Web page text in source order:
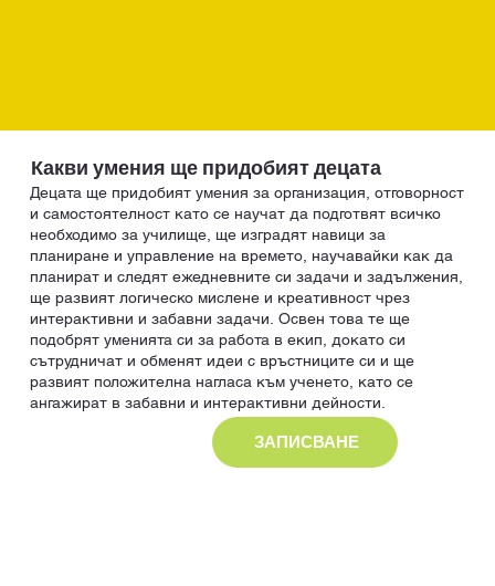
Какви умения ще придобият децата
Децата ще придобият умения за организация, отговорност
и самостоятелност като се научат да подготвят всичко
необходимо за училище, ще изградят навици за
планиране и управление на времето, научавайки как да
планират и следят ежедневните си задачи и задължения,
ще развият логическо мислене и креативност чрез
интерактивни и забавни задачи. Освен това те ще
подобрят уменията си за работа в екип, докато си
сътрудничат и обменят идеи с връстниците си и ще
развият положителна нагласа към ученето, като се
ангажират в забавни и интерактивни дейности.
ЗАПИСВАНЕ